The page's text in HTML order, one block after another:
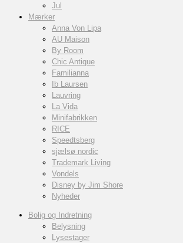
Jul
Mærker
Anna Von Lipa
AU Maison
By Room
Chic Antique
Familianna
Ib Laursen
Lauvring
La Vida
Minifabrikken
RICE
Speedtsberg
sjælsø nordic
Trademark Living
Vondels
Disney by Jim Shore
Nyheder
Bolig og Indretning
Belysning
Lysestager